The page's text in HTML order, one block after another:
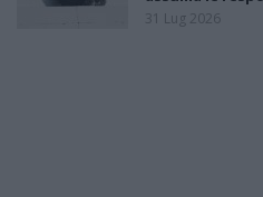
31 Lug 2026